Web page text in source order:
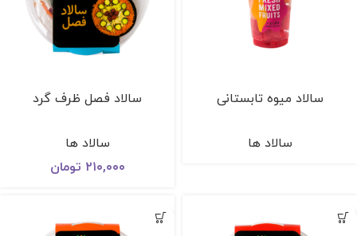
سالاد میوه تابستانی
سالاد ها
سالاد فصل ظرف گرد
سالاد ها
۲۱۰,۰۰۰ تومان